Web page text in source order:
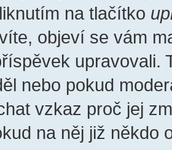
na tlačítko
objeví se vám
upravovali.
nebo pokud
vzkaz proč jej
na něj již někdo